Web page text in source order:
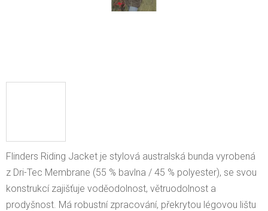
Flinders Riding Jacket je stylová australská bunda vyrobená
z Dri-Tec Membrane (55 % bavlna / 45 % polyester), se svou
konstrukcí zajišťuje voděodolnost, větruodolnost a
prodyšnost. Má robustní zpracování, překrytou légovou lištu